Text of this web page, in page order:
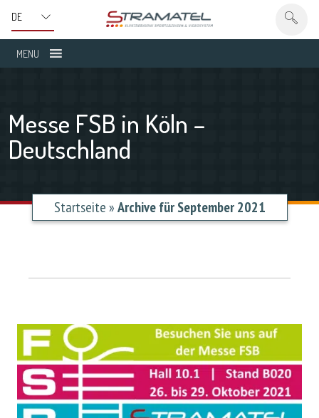
MENU
Messe FSB in Köln –
Deutschland
Startseite»Archive für September 2021